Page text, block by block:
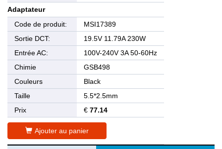
Adaptateur
Code de produit:
MSI17389
Sortie DCT:
19.5V 11.79A 230W
Entrée AC:
100V-240V 3A 50-60Hz
Chimie
GSB498
Couleurs
Black
Taille
5.5*2.5mm
Prix
€ 77.14
Ajouter au panier